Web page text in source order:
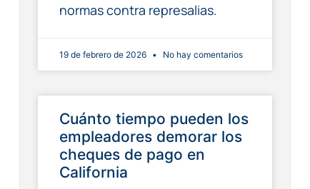
normas contra represalias.
19 de febrero de 2026 No hay comentarios
Cuánto tiempo pueden los
empleadores demorar los
cheques de pago en
California